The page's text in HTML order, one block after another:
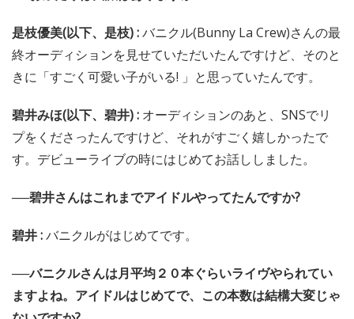
い。人生は一度きり、そしていつでも何度でもチャレンジ
はできるのだから。
Photo: ワタナベタイシ
頑張ってるのを見て、「気持ちわかる
なぁ」って
──おふたりは面識はありますか?
是枝優美(以下、是枝) :
バニクル(Bunny La Crew)さんの最
終オーディションを見せていただいたんですけど、そのと